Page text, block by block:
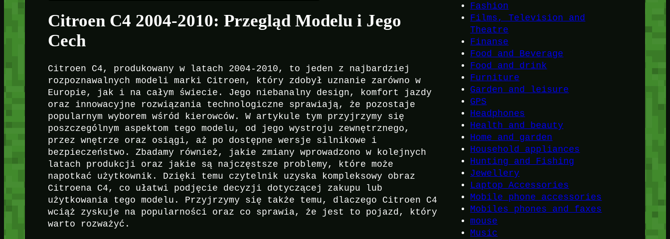
Citroen C4 2004-2010: Przegląd Modelu i Jego
Cech
Citroen C4, produkowany w latach 2004-2010, to jeden z najbardziej
rozpoznawalnych modeli marki Citroen, który zdobył uznanie zarówno w
Europie, jak i na całym świecie. Jego niebanalny design, komfort jazdy
oraz innowacyjne rozwiązania technologiczne sprawiają, że pozostaje
popularnym wyborem wśród kierowców. W artykule tym przyjrzymy się
poszczególnym aspektom tego modelu, od jego wystroju zewnętrznego,
przez wnętrze oraz osiągi, aż po dostępne wersje silnikowe i
bezpieczeństwo. Zbadamy również, jakie zmiany wprowadzono w kolejnych
latach produkcji oraz jakie są najczęstsze problemy, które może
napotkać użytkownik. Dzięki temu czytelnik uzyska kompleksowy obraz
Citroena C4, co ułatwi podjęcie decyzji dotyczącej zakupu lub
użytkowania tego modelu. Przyjrzymy się także temu, dlaczego Citroen C4
wciąż zyskuje na popularności oraz co sprawia, że jest to pojazd, który
warto rozważyć.
Fashion
Films, Television and
Theatre
Finanse
Food and Beverage
Food and drink
Furniture
Garden and leisure
GPS
Headphones
Health and beauty
Home and garden
Household appliances
Hunting and Fishing
Jewellery
Laptop Accessories
Mobile phone accessories
Mobiles phones and faxes
mouse
Music